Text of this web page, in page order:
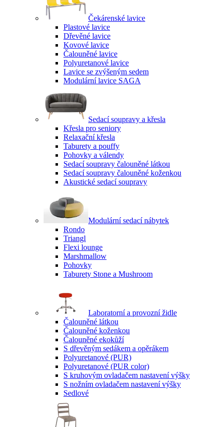
Čekárenské lavice
Plastové lavice
Dřevěné lavice
Kovové lavice
Čalouněné lavice
Polyuretanové lavice
Lavice se zvýšeným sedem
Modulární lavice SAGA
Sedací soupravy a křesla
Křesla pro seniory
Relaxační křesla
Taburety a pouffy
Pohovky a válendy
Sedací soupravy čalouněné látkou
Sedací soupravy čalouněné koženkou
Akustické sedací soupravy
Modulární sedací nábytek
Rondo
Triangl
Flexi lounge
Marshmallow
Pohovky
Taburety Stone a Mushroom
Laboratorní a provozní židle
Čalouněné látkou
Čalouněné koženkou
Čalouněné ekokůží
S dřevěným sedákem a opěrákem
Polyuretanové (PUR)
Polyuretanové (PUR color)
S kruhovým ovladačem nastavení výšky
S nožním ovladačem nastavení výšky
Sedlové